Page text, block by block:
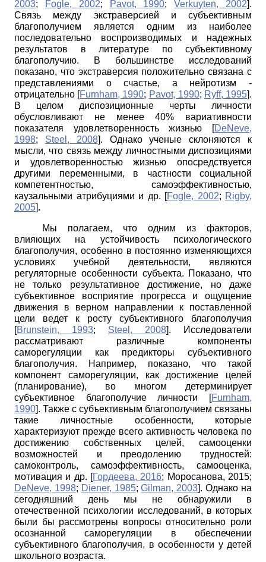
2003; Fogle, 2002; Pavot, 1990;Verkuyten, 2002].
Связь между экстраверсией и субъективным
благополучием является одним из наиболее
последовательно воспроизводимых и надежных
результатов в литературе по субъективному
благополучию. В большинстве исследований
показано, что экстраверсия положительно связана с
представлениями о счастье, а нейротизм -
отрицательно [Furnham, 1990; Pavot, 1990; Ryff, 1995].
В целом диспозиционные черты личности
обусловливают не менее 40% вариативности
показателя удовлетворенность жизнью
[DeNeve,
1998; Steel, 2008]. Однако ученые склоняются к
мысли, что связь между личностными диспозициями
и удовлетворенностью жизнью опосредствуется
другими переменными, в частности социальной
компетентностью, самоэффективностью,
каузальными атрибуциями и др. [Fogle, 2002; Rigby,
2005].
Мы полагаем, что одним из факторов,
влияющих на устойчивость психологического
благополучия, особенно в постоянно изменяющихся
условиях учебной деятельности, являются
регуляторные особенности субъекта. Показано, что
не только результативное достижение, но даже
субъективное восприятие прогресса и ощущение
движения в верном направлении к поставленной
цели ведет к росту субъективного благополучия
[Brunstein, 1993; Steel, 2008]. Исследователи
рассматривают различные компоненты
саморегуляции как предикторы субъективного
благополучия. Например, показано, что такой
компонент саморегуляции, как достижение целей
(планирование), во многом детерминирует
субъективное благополучие личности
[Furnham,
1990]. Также с субъективным благополучием связаны
такие личностные особенности, которые
характеризуют прежде всего активность человека по
достижению собственных целей, самооценки
возможностей и преодолению трудностей:
самоконтроль, самоэффективность, самооценка,
мотивация и др. [Гордеева, 2016; Моросанова, 2015;
DeNeve, 1998; Diener, 1985;Gilman, 2003]. Однако на
сегодняшний день мы не обнаружили в
отечественной психологии исследований, в которых
были бы рассмотрены вопросы относительно роли
осознанной саморегуляции в обеспечении
субъективного благополучия, в особенности у детей
школьного возраста.